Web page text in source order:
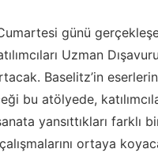
günü
Uzman
Baselitz’in
bu atölyede,
yansıttıkları farklı
ortaya